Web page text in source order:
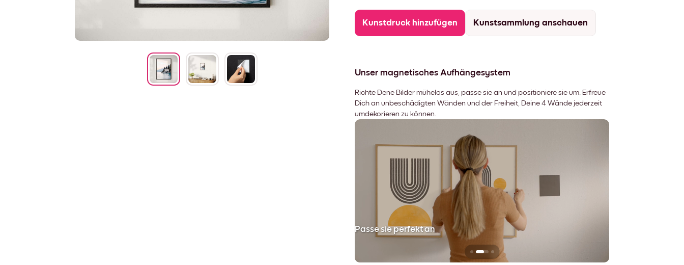
Kunstdruck hinzufügen Kunstsammlung anschauen
Unser magnetisches Aufhängesystem
Richte Dene Bilder mühelos aus, passe sie an und positioniere sie um. Erfreue
Dich an unbeschädigten Wänden und der Freiheit, Deine 4 Wände jederzeit
umdekorieren zu können.
Passe sie perfekt an